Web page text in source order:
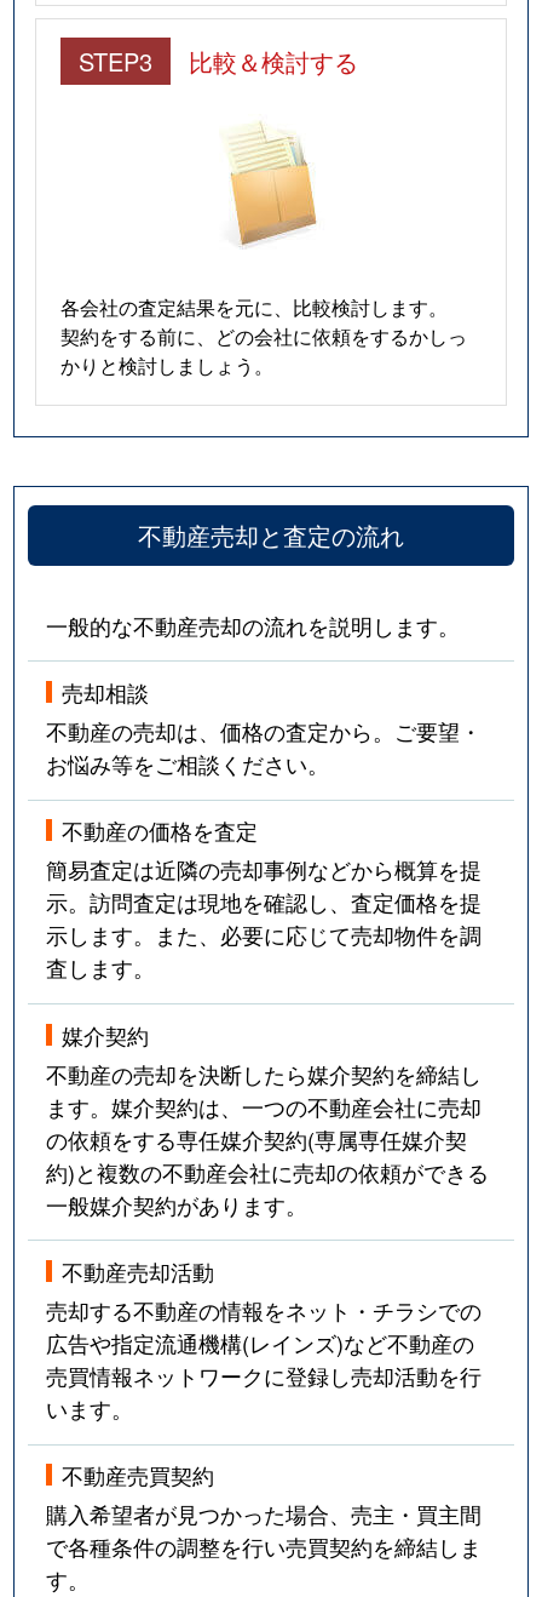
STEP3 比較＆検討する
各会社の査定結果を元に、比較検討します。
契約をする前に、どの会社に依頼をするかしっ
かりと検討しましょう。
不動産売却と査定の流れ
一般的な不動産売却の流れを説明します。
売却相談
不動産の売却は、価格の査定から。ご要望・
お悩み等をご相談ください。
不動産の価格を査定
簡易査定は近隣の売却事例などから概算を提
示。訪問査定は現地を確認し、査定価格を提
示します。また、必要に応じて売却物件を調
査します。
媒介契約
不動産の売却を決断したら媒介契約を締結し
ます。媒介契約は、一つの不動産会社に売却
の依頼をする専任媒介契約(専属専任媒介契
約)と複数の不動産会社に売却の依頼ができる
一般媒介契約があります。
不動産売却活動
売却する不動産の情報をネット・チラシでの
広告や指定流通機構(レインズ)など不動産の
売買情報ネットワークに登録し売却活動を行
います。
不動産売買契約
購入希望者が見つかった場合、売主・買主間
で各種条件の調整を行い売買契約を締結しま
す。